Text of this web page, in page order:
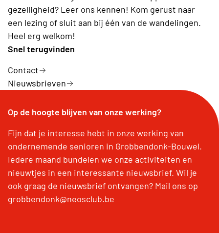
gezelligheid? Leer ons kennen! Kom gerust naar
een lezing of sluit aan bij één van de wandelingen.
Heel erg welkom!
Snel terugvinden
Contact
Nieuwsbrieven
Op de hoogte blijven van onze werking?
Fijn dat je interesse hebt in onze werking van
ondernemende senioren in Grobbendonk-Bouwel.
Iedere maand bundelen we onze activiteiten en
nieuwtjes in een interessante nieuwsbrief. Wil je
ook graag de nieuwsbrief ontvangen? Mail ons op
grobbendonk@neosclub.be